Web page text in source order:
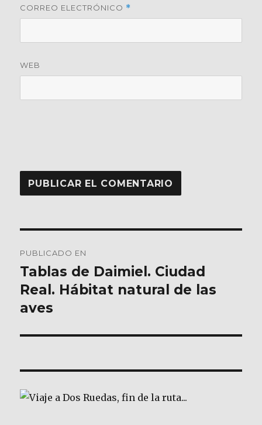
CORREO ELECTRÓNICO *
WEB
de
entradas
PUBLICADO EN
Tablas de Daimiel. Ciudad
Real. Hábitat natural de las
aves